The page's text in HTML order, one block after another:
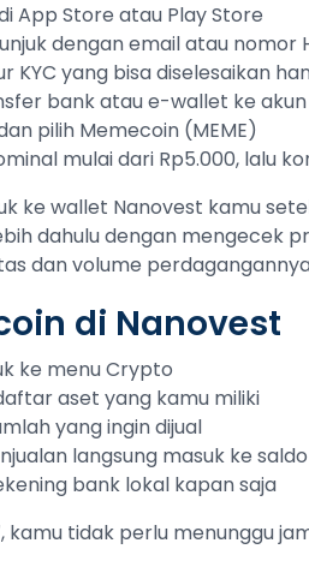
App Store atau Play Store
dengan email atau nomor
KYC yang bisa diselesaikan
bank atau e-wallet ke
pilih Memecoin (MEME)
mulai dari Rp5.000, lalu
ke wallet Nanovest kamu
dahulu dengan mengecek
dan volume
di Nanovest
ke menu Crypto
aset yang kamu miliki
yang ingin dijual
langsung masuk ke
bank lokal kapan saja
tidak perlu menunggu